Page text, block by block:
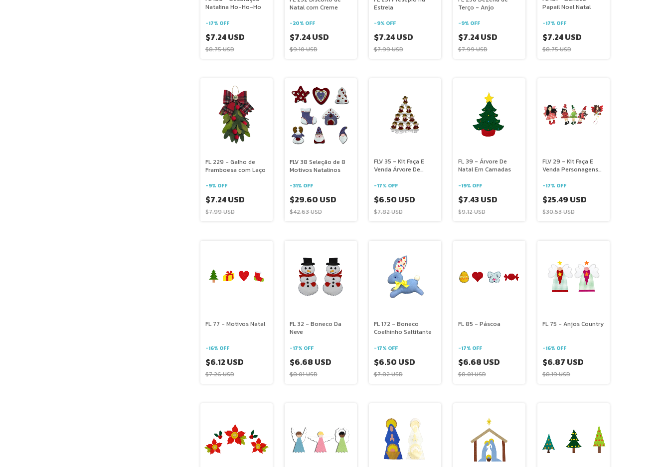
Natalina Ho-Ho-Ho
-17% OFF
$7.24 USD
$8.75 USD
Natal com Creme
-20% OFF
$7.24 USD
$9.10 USD
Estrela
-9% OFF
$7.24 USD
$7.99 USD
Terço - Anjo
-9% OFF
$7.24 USD
$7.99 USD
Papail Noel Natal
-17% OFF
$7.24 USD
$8.75 USD
FL 229 - Galho de
Framboesa com Laço
-9% OFF
$7.24 USD
$7.99 USD
FLV 38 Seleção de 8
Motivos Natalinos
-31% OFF
$29.60 USD
$42.63 USD
FLV 35 - Kit Faça E
Venda Árvore De
-17% OFF
$6.50 USD
$7.82 USD
FL 39 - Árvore De
Natal Em Camadas
-19% OFF
$7.43 USD
$9.12 USD
FLV 29 - Kit Faça E
Venda Personagens
-17% OFF
$25.49 USD
$30.53 USD
FL 77 - Motivos Natal
-16% OFF
$6.12 USD
$7.26 USD
FL 32 - Boneco Da
Neve
-17% OFF
$6.68 USD
$8.01 USD
FL 172 - Boneco
Coelhinho Saltitante
-17% OFF
$6.50 USD
$7.82 USD
FL 85 - Páscoa
-17% OFF
$6.68 USD
$8.01 USD
FL 75 - Anjos Country
-16% OFF
$6.87 USD
$8.19 USD